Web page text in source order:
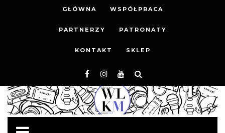
GŁÓWNA WSPÓŁPRACA
PARTNERZY PATRONATY
KONTAKT SKLEP